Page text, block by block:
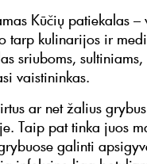
Kūčių patiekalas
tarp kulinarijos ir
sriuboms,
vaistininkas.
ar net žalius
Taip pat tinka juos
galinti